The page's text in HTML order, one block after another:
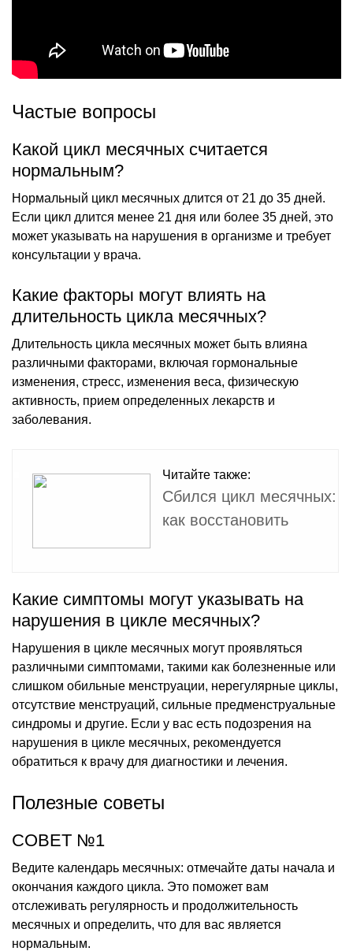
Частые вопросы
Какой цикл месячных считается
нормальным?
Нормальный цикл месячных длится от 21 до 35 дней.
Если цикл длится менее 21 дня или более 35 дней, это
может указывать на нарушения в организме и требует
консультации у врача.
Какие факторы могут влиять на
длительность цикла месячных?
Длительность цикла месячных может быть влияна
различными факторами, включая гормональные
изменения, стресс, изменения веса, физическую
активность, прием определенных лекарств и
заболевания.
Читайте также:
Сбился цикл месячных:
как восстановить
Какие симптомы могут указывать на
нарушения в цикле месячных?
Нарушения в цикле месячных могут проявляться
различными симптомами, такими как болезненные или
слишком обильные менструации, нерегулярные циклы,
отсутствие менструаций, сильные предменструальные
синдромы и другие. Если у вас есть подозрения на
нарушения в цикле месячных, рекомендуется
обратиться к врачу для диагностики и лечения.
Полезные советы
СОВЕТ №1
Ведите календарь месячных: отмечайте даты начала и
окончания каждого цикла. Это поможет вам
отслеживать регулярность и продолжительность
месячных и определить, что для вас является
нормальным.